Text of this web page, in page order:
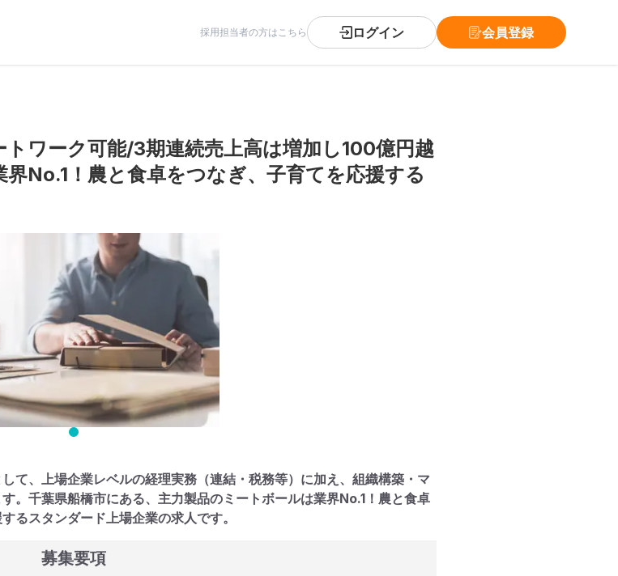
採用担当者の方はこちら ログイン 会員登録
トワーク可能/3期連続売上高は増加し100億円越
No.1！農と食卓をつなぎ、子育てを応援する
て、上場企業レベルの経理実務（連結・税務等）に加え、組織構築・マ
。千葉県船橋市にある、主力製品のミートボールは業界No.1！農と食卓
るスタンダード上場企業の求人です。
募集要項